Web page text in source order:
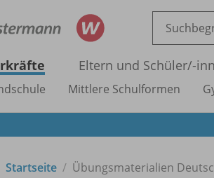
Eltern und Schüler/-
Mittlere Schulformen
Startseite Übungsmaterialien